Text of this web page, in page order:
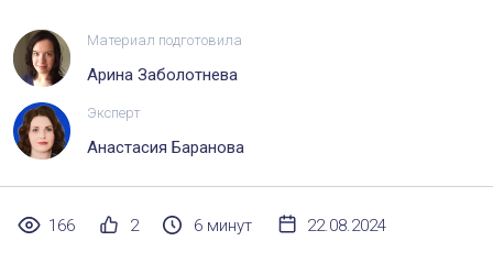
Материал подготовила
Арина Заболотнева
Эксперт
Анастасия Баранова
166 2 6 минут 22.08.2024